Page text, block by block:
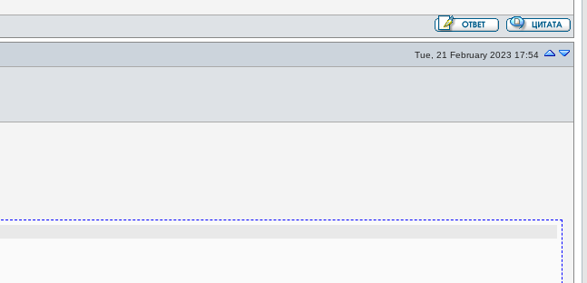
Tue, 21 February 2023 17:54